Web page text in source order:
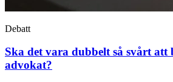
Debatt
Ska det vara dubbelt så svårt att
advokat?